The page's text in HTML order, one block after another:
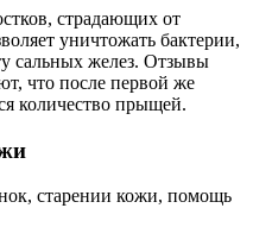
страдающих от
уничтожать бактерии,
сальных желез. Отзывы
что после первой же
количество прыщей.
старении кожи, помощь